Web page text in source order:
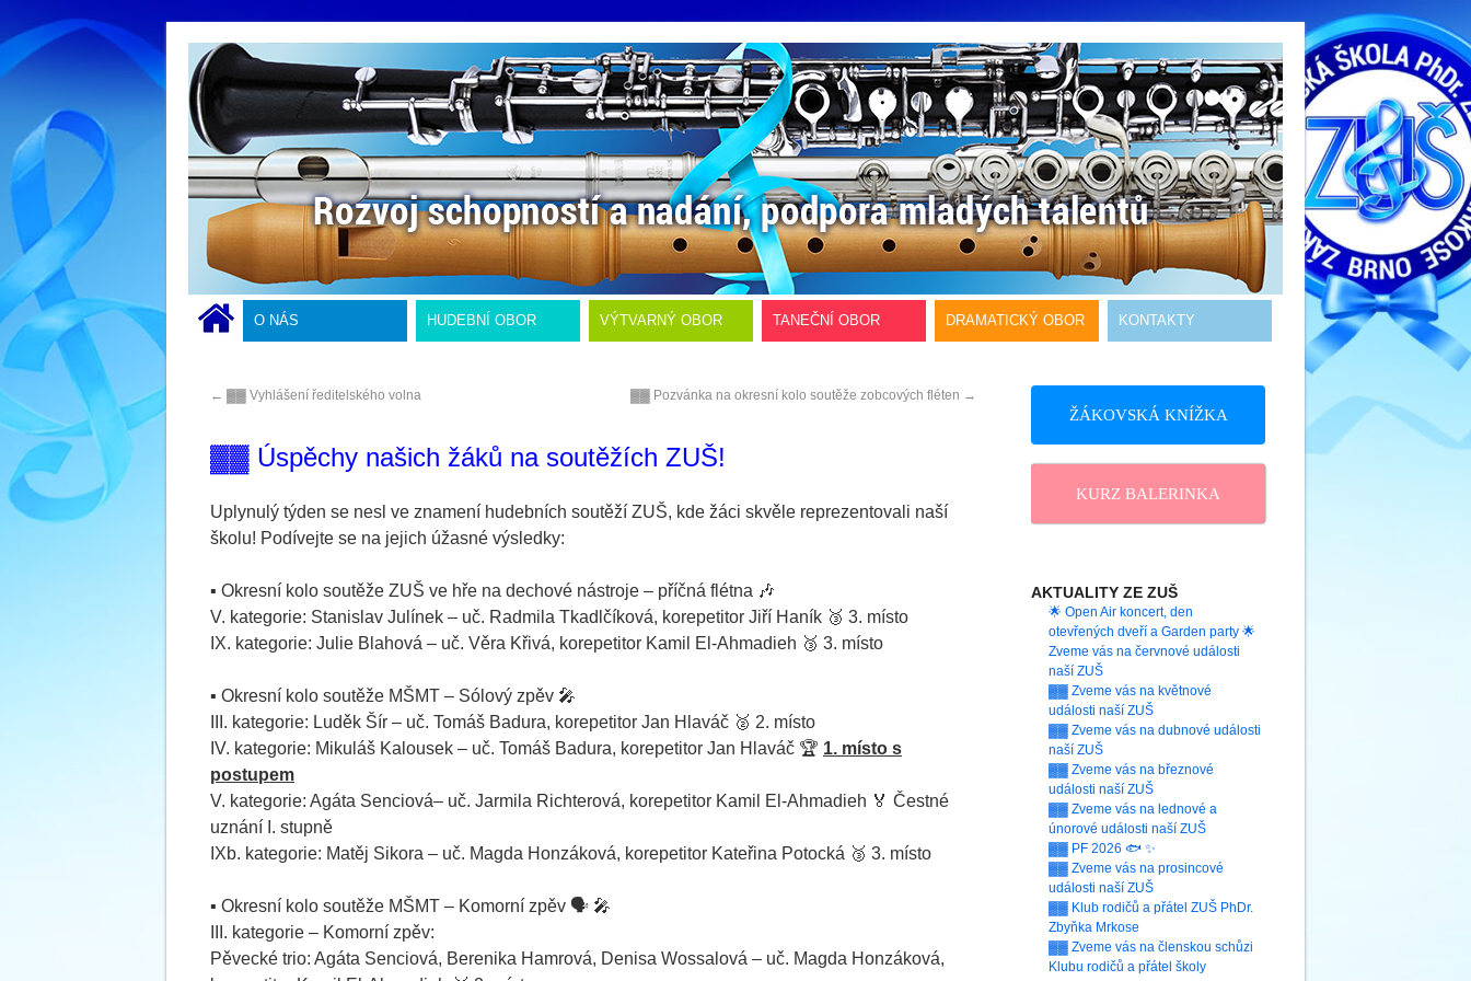
O NÁS HUDEBNÍ OBOR VÝTVARNÝ OBOR TANEČNÍ OBOR DRAMATICKÝ OBOR KONTAKTY
← ▓▓ Vyhlášení ředitelského volna ▓▓ Pozvánka na okresní kolo soutěže zobcových fléten →
▓▓ Úspěchy našich žáků na soutěžích ZUŠ!
Uplynulý týden se nesl ve znamení hudebních soutěží ZUŠ, kde žáci skvěle reprezentovali naší
školu! Podívejte se na jejich úžasné výsledky:
▪️ Okresní kolo soutěže ZUŠ ve hře na dechové nástroje – příčná flétna 🎶
V. kategorie: Stanislav Julínek – uč. Radmila Tkadlčíková, korepetitor Jiří Haník 🥉 3. místo
IX. kategorie: Julie Blahová – uč. Věra Křivá, korepetitor Kamil El-Ahmadieh 🥉 3. místo
▪️ Okresní kolo soutěže MŠMT – Sólový zpěv 🎤
III. kategorie: Luděk Šír – uč. Tomáš Badura, korepetitor Jan Hlaváč 🥈 2. místo
IV. kategorie: Mikuláš Kalousek – uč. Tomáš Badura, korepetitor Jan Hlaváč 🏆 1. místo s
postupem
V. kategorie: Agáta Senciová– uč. Jarmila Richterová, korepetitor Kamil El-Ahmadieh 🏅 Čestné
uznání I. stupně
IXb. kategorie: Matěj Sikora – uč. Magda Honzáková, korepetitor Kateřina Potocká 🥉 3. místo
▪️ Okresní kolo soutěže MŠMT – Komorní zpěv 🗣️ 🎤
III. kategorie – Komorní zpěv:
Pěvecké trio: Agáta Senciová, Berenika Hamrová, Denisa Wossalová – uč. Magda Honzáková,
ŽÁKOVSKÁ KNÍŽKA
KURZ BALERINKA
AKTUALITY ZE ZUŠ
🌟 Open Air koncert, den
otevřených dveří a Garden party 🌟
Zveme vás na červnové události
naší ZUŠ
▓▓ Zveme vás na květnové
události naší ZUŠ
▓▓ Zveme vás na dubnové události
naší ZUŠ
▓▓ Zveme vás na březnové
události naší ZUŠ
▓▓ Zveme vás na lednové a
únorové události naší ZUŠ
▓▓ PF 2026 🐟 ✨
▓▓ Zveme vás na prosincové
události naší ZUŠ
▓▓ Klub rodičů a přátel ZUŠ PhDr.
Zbyňka Mrkose
▓▓ Zveme vás na členskou schůzi
Klubu rodičů a přátel školy